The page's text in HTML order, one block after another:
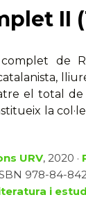
II
de
el total
la
URV, 2020 ·
ISBN 978-84-
i